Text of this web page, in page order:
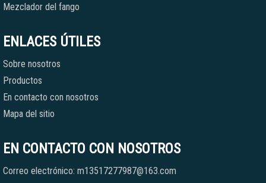
Mezclador del fango
ENLACES ÚTILES
Sobre nosotros
Productos
En contacto con nosotros
Mapa del sitio
EN CONTACTO CON NOSOTROS
Correo electrónico: m13517277987@163.com